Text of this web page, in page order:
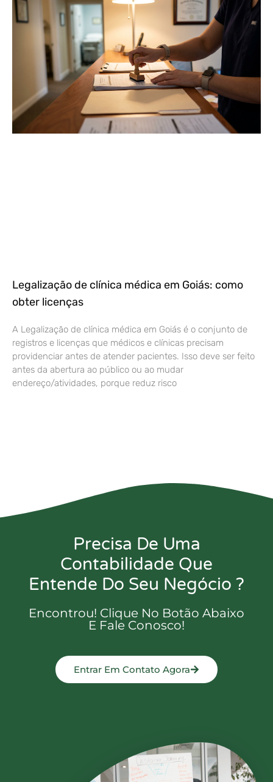
Legalização de clínica médica em Goiás: como
obter licenças
A Legalização de clínica médica em Goiás é o conjunto de
registros e licenças que médicos e clínicas precisam
providenciar antes de atender pacientes. Isso deve ser feito
antes da abertura ao público ou ao mudar
endereço/atividades, porque reduz risco
Precisa De Uma
Contabilidade Que
Entende Do Seu Negócio ?
Encontrou! Clique No Botão Abaixo
E Fale Conosco!
Entrar Em Contato Agora